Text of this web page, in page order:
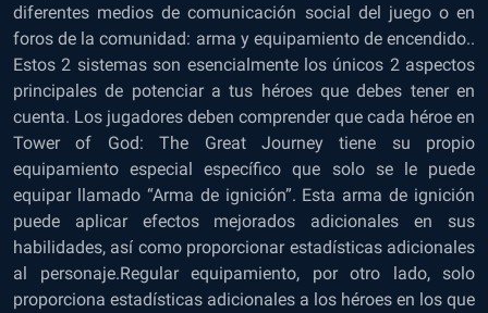
diferentes medios de comunicación social del juego o en
foros de la comunidad: arma y equipamiento de encendido..
Estos 2 sistemas son esencialmente los únicos 2 aspectos
principales de potenciar a tus héroes que debes tener en
cuenta. Los jugadores deben comprender que cada héroe en
Tower of God: The Great Journey tiene su propio
equipamiento especial específico que solo se le puede
equipar llamado “Arma de ignición”. Esta arma de ignición
puede aplicar efectos mejorados adicionales en sus
habilidades, así como proporcionar estadísticas adicionales
al personaje.Regular equipamiento, por otro lado, solo
proporciona estadísticas adicionales a los héroes en los que